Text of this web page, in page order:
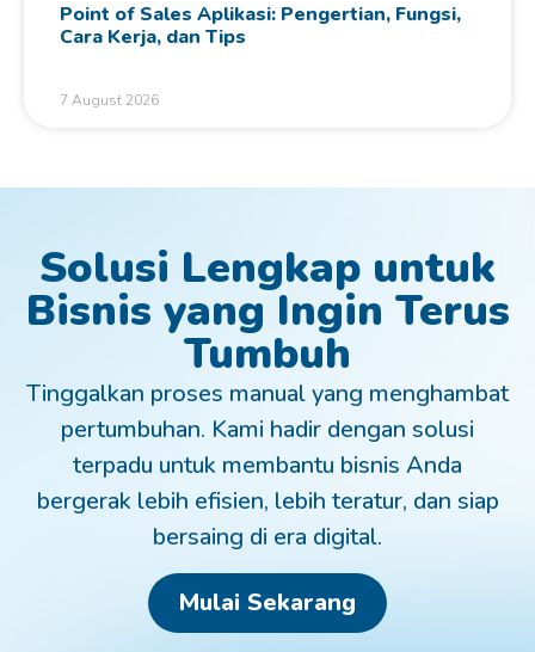
Point of Sales Aplikasi: Pengertian, Fungsi,
Cara Kerja, dan Tips
7 August 2026
Solusi Lengkap untuk
Bisnis yang Ingin Terus
Tumbuh
Tinggalkan proses manual yang menghambat
pertumbuhan. Kami hadir dengan solusi
terpadu untuk membantu bisnis Anda
bergerak lebih efisien, lebih teratur, dan siap
bersaing di era digital.
Mulai Sekarang